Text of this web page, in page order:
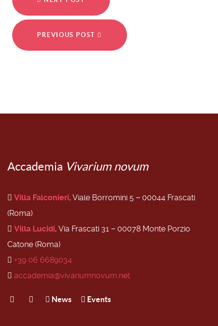
PREVIOUS POST
Accademia Vivarium novum
Villa Falconieri, Viale Borromini 5 − 00044 Frascati
(Roma)
Villa Lucidi, Via Frascati 31 − 00078 Monte Porzio
Catone (Roma)
+39 06 6689034
accademia@vivariumnovum.net
News Events